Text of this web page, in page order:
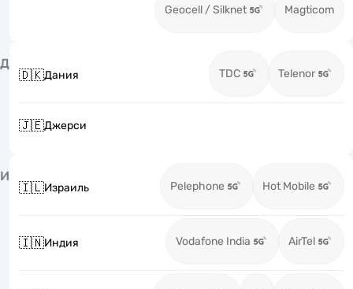
Geocell / Silknet Magticom
Д
🇩🇰Дания TDC Telenor
🇯🇪Джерси
И
🇮🇱Израиль Pelephone Hot Mobile
🇮🇳Индия Vodafone India AirTel